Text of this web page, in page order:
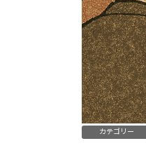
カテゴリー